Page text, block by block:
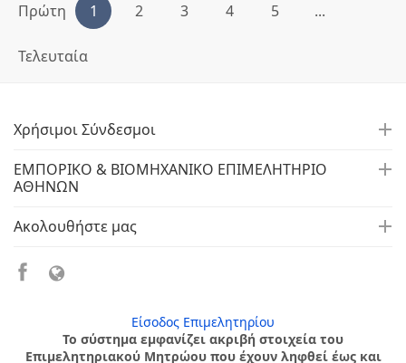
Πρώτη 1 2 3 4 5 ...
Τελευταία
Χρήσιμοι Σύνδεσμοι
ΕΜΠΟΡΙΚΟ & ΒΙΟΜΗΧΑΝΙΚΟ ΕΠΙΜΕΛΗΤΗΡΙΟ
ΑΘΗΝΩΝ
Ακολουθήστε μας
Είσοδος Επιμελητηρίου
Το σύστημα εμφανίζει ακριβή στοιχεία του
Επιμελητηριακού Μητρώου που έχουν ληφθεί έως και